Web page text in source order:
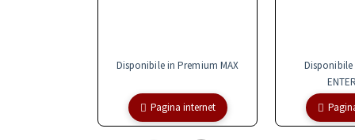
Disponibile in Premium MAX
Pagina internet